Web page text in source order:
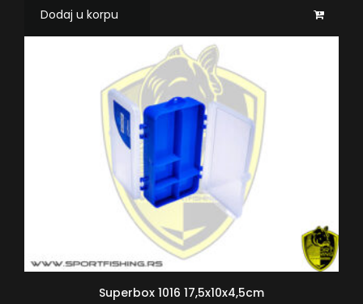
Dodaj u korpu
Superbox 1016 17,5x10x4,5cm